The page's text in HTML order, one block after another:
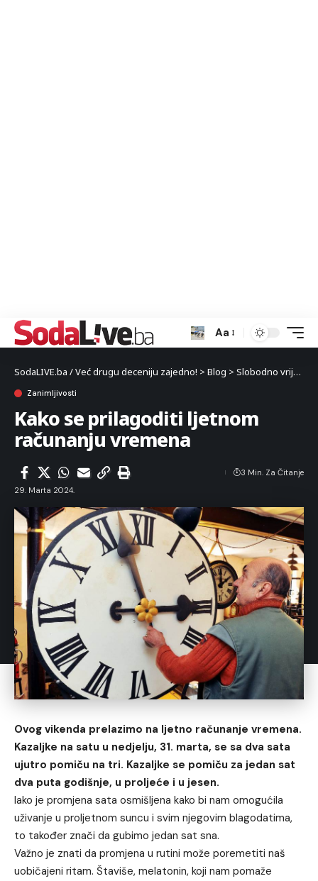
Aa
SodaLIVE.ba / Već drugu deceniju zajedno! > Blog > Slobodno vrijeme
Zanimljivosti
Kako se prilagoditi ljetnom
računanju vremena
29. Marta 2024.
3 Min. Za Čitanje
Ovog vikenda prelazimo na ljetno računanje vremena.
Kazaljke na satu u nedjelju, 31. marta, se sa dva sata
ujutro pomiču na tri. Kazaljke se pomiču za jedan sat
dva puta godišnje, u proljeće i u jesen.
Iako je promjena sata osmišljena kako bi nam omogućila
uživanje u proljetnom suncu i svim njegovim blagodatima,
to također znači da gubimo jedan sat sna.
Važno je znati da promjena u rutini može poremetiti naš
uobičajeni ritam. Štaviše, melatonin, koji nam pomaže